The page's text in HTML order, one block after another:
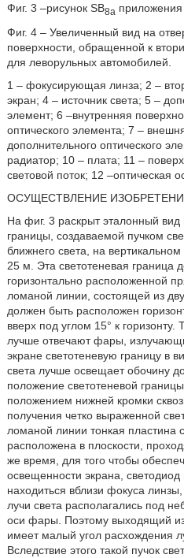
Фиг. 3 –рисунок SB8a
Фиг. 4 – Увеличенный вид на
поверхности, обращенной к
для леворульных автомобилей.
1 – фокусирующая линза; 2 –
экран; 4 – источник света; 5 –
элемент; 6 –внутренняя
оптического элемента; 7 –
дополнительного оптического
радиатор; 10 – плата; 11 –
световой поток; 12 –оптическая
ОСУЩЕСТВЛЕНИЕ
На фиг. 3 раскрыт эталонный
границы, создаваемой пучком
ближнего света, на
25 м. Эта светотеневая граница
горизонтально расположенной
ломаной линии, состоящей из
должен быть расположен
вверх под углом 15° к
лучше отвечают фары,
экране светотеневую границу в
света лучше освещает обочину
положение светотеневой
положением нижней кромки
получения четко выраженной
ломаной линии тонкая пластина
расположена в плоскости,
же время, для того чтобы
освещенности экрана, светодиод
находиться вблизи фокуса
лучи света располагались под
оси фары. Поэтому выходящий
имеет малый угол расхождения
Вследствие этого такой пучок